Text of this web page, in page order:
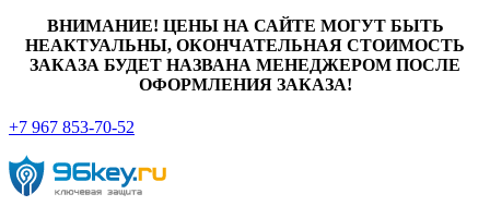
ВНИМАНИЕ! ЦЕНЫ НА САЙТЕ МОГУТ БЫТЬ
НЕАКТУАЛЬНЫ, ОКОНЧАТЕЛЬНАЯ СТОИМОСТЬ
ЗАКАЗА БУДЕТ НАЗВАНА МЕНЕДЖЕРОМ ПОСЛЕ
ОФОРМЛЕНИЯ ЗАКАЗА!
+7 967 853-70-52